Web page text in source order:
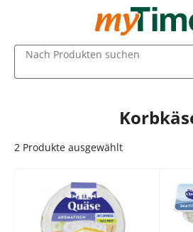
Zum Hauptinhalt springen
Zur Navigation springen
Zur Suche springen
Nach Produkten suchen
2 Produkte ausgewählt